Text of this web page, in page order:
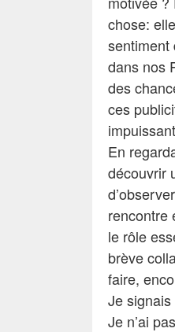
chose:
sentiment
dans nos
des
ces
En
découvrir
rencontre
le rôle
brève
faire,
Je
Je n’ai